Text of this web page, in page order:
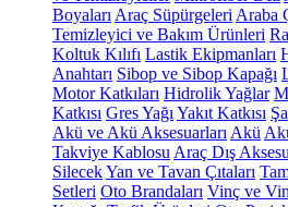
Boyaları Araç Süpürgeleri Araba
Temizleyici ve Bakım Ürünleri
Koltuk Kılıfı Lastik Ekipmanları
Anahtarı Sibop ve Sibop Kapağı
Motor Katkıları Hidrolik Yağlar
Katkısı Gres Yağı Yakıt Katkısı
Akü ve Akü Aksesuarları Akü
Takviye Kablosu Araç Dış
SilecekYan ve Tavan Çıtaları
Setleri Oto Brandaları Vinç ve